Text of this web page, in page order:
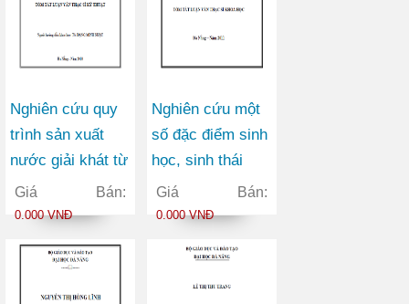
Nghiên cứu quy
trình sản xuất
nước giải khát từ
nguyên liệu chè
đen
Giá Bán:
0.000 VNĐ
Nghiên cứu một
số đặc điểm sinh
học, sinh thái
phân bố của cá
đối lá (Mugil
1861) ở vùng ven
biển tỉnh Quảng
Giá Bán:
0.000 VNĐ